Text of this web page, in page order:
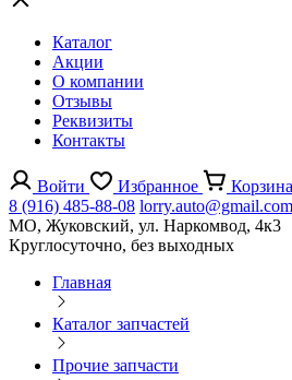
Каталог
Акции
О компании
Отзывы
Реквизиты
Контакты
Войти Избранное
Корзина
8 (916) 485-88-08 lorry.auto@gmail.com
МО, Жуковский, ул. Наркомвод, 4к3
Круглосуточно, без выходных
Главная
Каталог запчастей
Прочие запчасти